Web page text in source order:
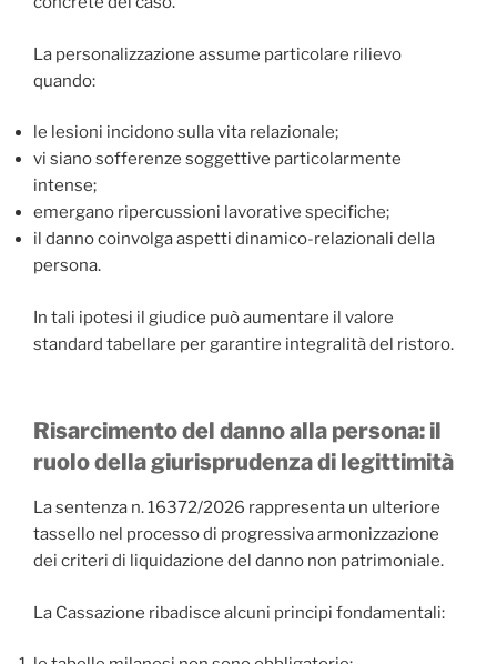
La personalizzazione assume particolare rilievo
quando:
le lesioni incidono sulla vita relazionale;
vi siano sofferenze soggettive particolarmente
intense;
emergano ripercussioni lavorative specifiche;
il danno coinvolga aspetti dinamico-relazionali della
persona.
In tali ipotesi il giudice può aumentare il valore
standard tabellare per garantire integralità del ristoro.
Risarcimento del danno alla persona: il
ruolo della giurisprudenza di legittimità
La sentenza n. 16372/2026 rappresenta un ulteriore
tassello nel processo di progressiva armonizzazione
dei criteri di liquidazione del danno non patrimoniale.
La Cassazione ribadisce alcuni principi fondamentali: